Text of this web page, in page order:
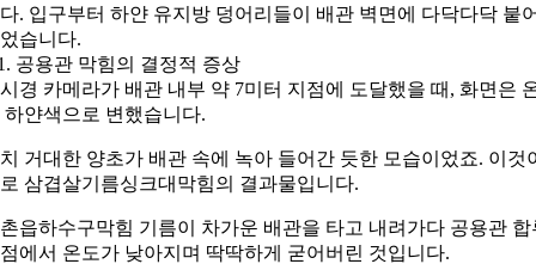
. 입구부터 하얀 유지방 덩어리들이 배관 벽면에 다닥다닥 붙
습니다.
공용관 막힘의 결정적 증상
경 카메라가 배관 내부 약 7미터 지점에 도달했을 때, 화면은
하얀색으로 변했습니다.
거대한 양초가 배관 속에 녹아 들어간 듯한 모습이었죠. 이것
삼겹살기름싱크대막힘의 결과물입니다.
읍하수구막힘 기름이 차가운 배관을 타고 내려가다 공용관 합
에서 온도가 낮아지며 딱딱하게 굳어버린 것입니다.